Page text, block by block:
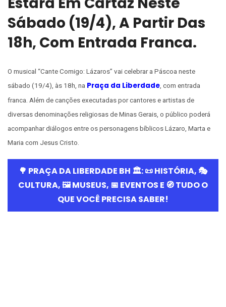
Sábado (19/4), A Partir Das
18h, Com Entrada Franca.
O musical “Cante Comigo: Lázaros” vai celebrar a Páscoa neste
sábado (19/4), às 18h, na Praça da Liberdade , com entrada
franca. Além de canções executadas por cantores e artistas de
diversas denominações religiosas de Minas Gerais, o público poderá
acompanhar diálogos entre os personagens bíblicos Lázaro, Marta e
Maria com Jesus Cristo.